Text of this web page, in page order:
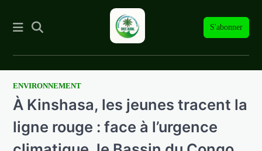
S'abonner
SkipENVIRONNEMENT
À Kinshasa, les jeunes tracent la
ligne rouge : face à l’urgence